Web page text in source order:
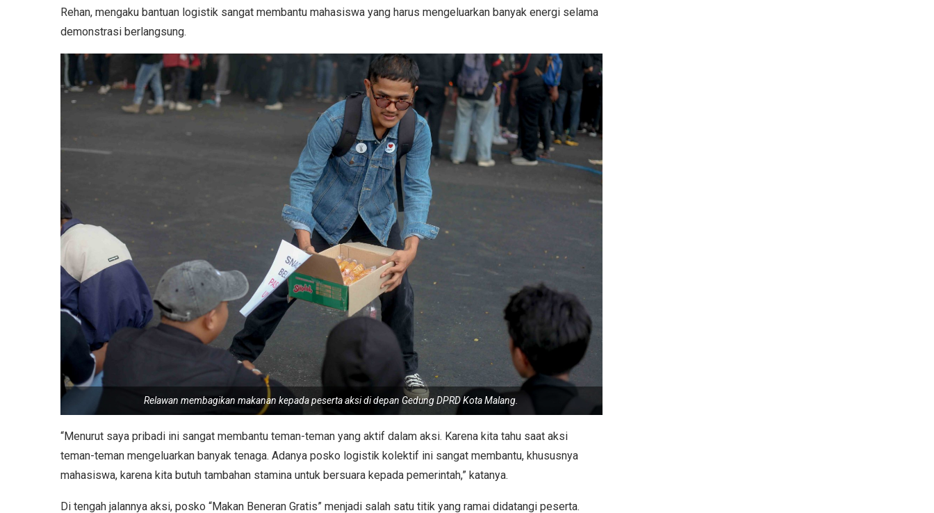
Rehan, mengaku bantuan logistik sangat membantu mahasiswa yang harus mengeluarkan banyak energi selama
demonstrasi berlangsung.
Relawan membagikan makanan kepada peserta aksi di depan Gedung DPRD Kota Malang.
“Menurut saya pribadi ini sangat membantu teman-teman yang aktif dalam aksi. Karena kita tahu saat aksi
teman-teman mengeluarkan banyak tenaga. Adanya posko logistik kolektif ini sangat membantu, khususnya
mahasiswa, karena kita butuh tambahan stamina untuk bersuara kepada pemerintah,” katanya.
Di tengah jalannya aksi, posko “Makan Beneran Gratis” menjadi salah satu titik yang ramai didatangi peserta.